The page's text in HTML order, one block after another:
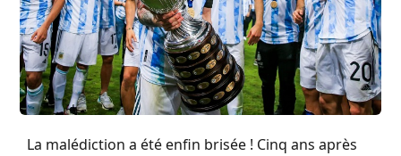
La malédiction a été enfin brisée ! Cinq ans après